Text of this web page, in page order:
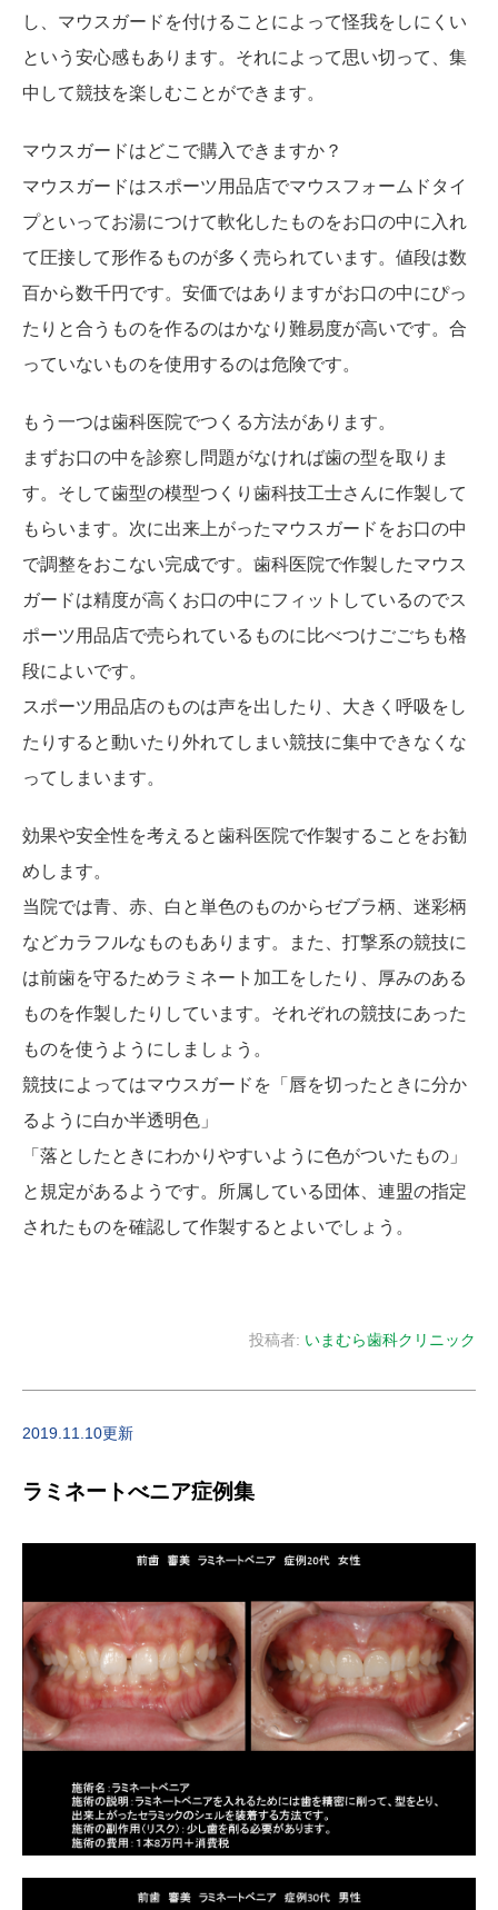
し、マウスガードを付けることによって怪我をしにくい
という安心感もあります。それによって思い切って、集
中して競技を楽しむことができます。
マウスガードはどこで購入できますか？
マウスガードはスポーツ用品店でマウスフォームドタイ
プといってお湯につけて軟化したものをお口の中に入れ
て圧接して形作るものが多く売られています。値段は数
百から数千円です。安価ではありますがお口の中にぴっ
たりと合うものを作るのはかなり難易度が高いです。合
っていないものを使用するのは危険です。
もう一つは歯科医院でつくる方法があります。
まずお口の中を診察し問題がなければ歯の型を取りま
す。そして歯型の模型つくり歯科技工士さんに作製して
もらいます。次に出来上がったマウスガードをお口の中
で調整をおこない完成です。歯科医院で作製したマウス
ガードは精度が高くお口の中にフィットしているのでス
ポーツ用品店で売られているものに比べつけごごちも格
段によいです。
スポーツ用品店のものは声を出したり、大きく呼吸をし
たりすると動いたり外れてしまい競技に集中できなくな
ってしまいます。
効果や安全性を考えると歯科医院で作製することをお勧
めします。
当院では青、赤、白と単色のものからゼブラ柄、迷彩柄
などカラフルなものもあります。また、打撃系の競技に
は前歯を守るためラミネート加工をしたり、厚みのある
ものを作製したりしています。それぞれの競技にあった
ものを使うようにしましょう。
競技によってはマウスガードを「唇を切ったときに分か
るように白か半透明色」
「落としたときにわかりやすいように色がついたもの」
と規定があるようです。所属している団体、連盟の指定
されたものを確認して作製するとよいでしょう。
投稿者: いまむら歯科クリニック
2019.11.10更新
ラミネートべニア症例集